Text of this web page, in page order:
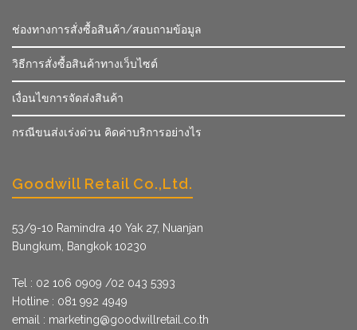
ช่องทางการสั่งซื้อสินค้า/สอบถามข้อมูล
วิธีการสั่งซื้อสินค้าทางเว็บไซต์
เงื่อนไขการจัดส่งสินค้า
กรณีขนส่งเร่งด่วน คิดค่าบริการอย่างไร
Goodwill Retail Co.,Ltd.
53/9­-10 Ramindra 40 Yak 27, Nuanjan
Bungkum, Bangkok 10230
Tel : 02 106 0909 /02 043 5393
Hotline : 081 992 4949
email : marketing@goodwillretail.co.th